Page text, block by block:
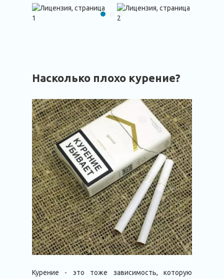
Насколько плохо курение?
Курение - это тоже зависимость, которую